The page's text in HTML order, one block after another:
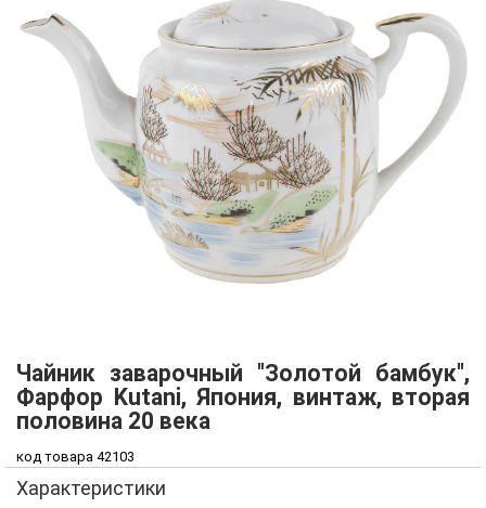
Чайник заварочный "Золотой бамбук",
Фарфор Kutani, Япония, винтаж, вторая
половина 20 века
код товара 42103
Характеристики